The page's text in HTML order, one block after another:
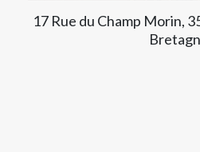
17 Rue du Champ Morin,